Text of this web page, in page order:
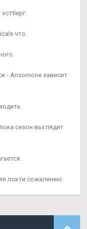
что.
- Ansomone зависит
сезон выглядит
локти сожалению.